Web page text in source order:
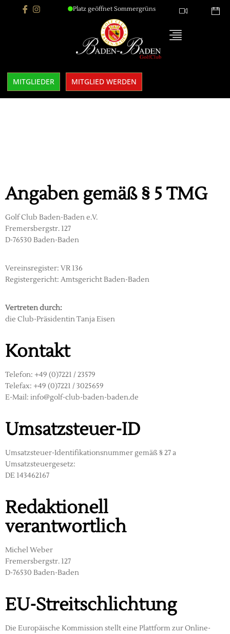
Platz geöffnet Sommergrüns
MITGLIEDER MITGLIED WERDEN
Angaben gemäß § 5 TMG
Golf Club Baden-Baden e.V.
Fremersbergstr. 127
D-76530 Baden-Baden
Vereinsregister: VR 136
Registergericht: Amtsgericht Baden-Baden
Vertreten durch:
die Club-Präsidentin Tanja Eisen
Kontakt
Telefon: +49 (0)7221 / 23579
Telefax: +49 (0)7221 / 3025659
E-Mail: info@golf-club-baden-baden.de
Umsatzsteuer-ID
Umsatzsteuer-Identifikationsnummer gemäß § 27 a
Umsatzsteuergesetz:
DE 143462167
Redaktionell
verantwortlich
Michel Weber
Fremersbergstr. 127
D-76530 Baden-Baden
EU-Streitschlichtung
Die Europäische Kommission stellt eine Plattform zur Online-